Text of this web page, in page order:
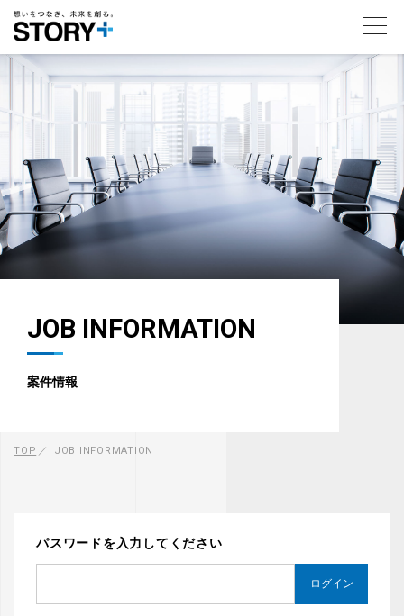
toggle
JOB INFORMATION
案件情報
TOP JOB INFORMATION
パスワードを入力してください
ログイン